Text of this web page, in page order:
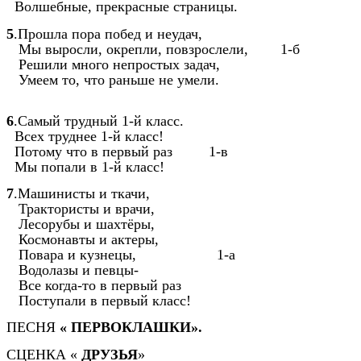
Волшебные, прекрасные страницы.
5.Прошла пора побед и неудач,
Мы выросли, окрепли, повзрослели, 1-б
Решили много непростых задач,
Умеем то, что раньше не умели.
6.Самый трудный 1-й класс.
Всех труднее 1-й класс!
Потому что в первый раз 1-в
Мы попали в 1-й класс!
7.Машинисты и ткачи,
Трактористы и врачи,
Лесорубы и шахтёры,
Космонавты и актеры,
Повара и кузнецы, 1-а
Водолазы и певцы-
Все когда-то в первый раз
Поступали в первый класс!
ПЕСНЯ « ПЕРВОКЛАШКИ».
СЦЕНКА « ДРУЗЬЯ»